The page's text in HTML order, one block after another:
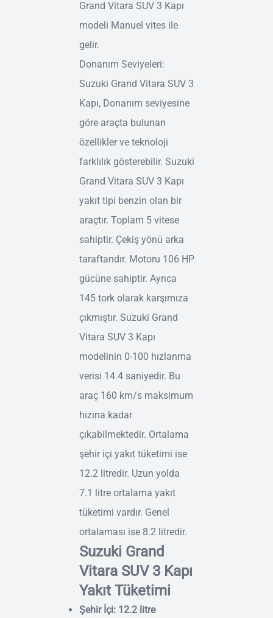
Grand Vitara SUV 3 Kapı
modeli Manuel vites ile
gelir.
Donanım Seviyeleri:
Suzuki Grand Vitara SUV 3
Kapı, Donanım seviyesine
göre araçta bulunan
özellikler ve teknoloji
farklılık gösterebilir. Suzuki
Grand Vitara SUV 3 Kapı
yakıt tipi benzin olan bir
araçtır. Toplam 5 vitese
sahiptir. Çekiş yönü arka
taraftandır. Motoru 106 HP
gücüne sahiptir. Ayrıca
145 tork olarak karşımıza
çıkmıştır. Suzuki Grand
Vitara SUV 3 Kapı
modelinin 0-100 hızlanma
verisi 14.4 saniyedir. Bu
araç 160 km/s maksimum
hızına kadar
çıkabilmektedir. Ortalama
şehir içi yakıt tüketimi ise
12.2 litredir. Uzun yolda
7.1 litre ortalama yakıt
tüketimi vardır. Genel
ortalaması ise 8.2 litredir.
Suzuki Grand
Vitara SUV 3 Kapı
Yakıt Tüketimi
Şehir İçi: 12.2 litre